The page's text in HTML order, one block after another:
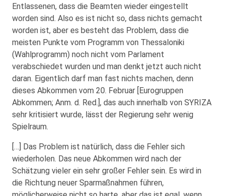
Entlassenen, dass die Beamten wieder eingestellt
worden sind. Also es ist nicht so, dass nichts gemacht
worden ist, aber es besteht das Problem, dass die
meisten Punkte vom Programm von Thessaloniki
(Wahlprogramm) noch nicht vom Parlament
verabschiedet wurden und man denkt jetzt auch nicht
daran. Eigentlich darf man fast nichts machen, denn
dieses Abkommen vom 20. Februar [Eurogruppen
Abkommen; Anm. d. Red.], das auch innerhalb von SYRIZA
sehr kritisiert wurde, lässt der Regierung sehr wenig
Spielraum.
[…] Das Problem ist natürlich, dass die Fehler sich
wiederholen. Das neue Abkommen wird nach der
Schätzung vieler ein sehr großer Fehler sein. Es wird in
die Richtung neuer Sparmaßnahmen führen,